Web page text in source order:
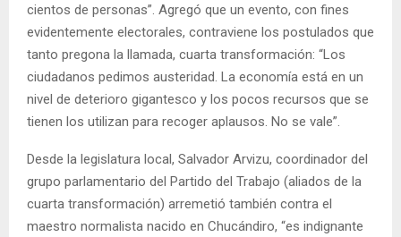
cientos de personas”. Agregó que un evento, con fines
evidentemente electorales, contraviene los postulados que
tanto pregona la llamada, cuarta transformación: “Los
ciudadanos pedimos austeridad. La economía está en un
nivel de deterioro gigantesco y los pocos recursos que se
tienen los utilizan para recoger aplausos. No se vale”.
Desde la legislatura local, Salvador Arvizu, coordinador del
grupo parlamentario del Partido del Trabajo (aliados de la
cuarta transformación) arremetió también contra el
maestro normalista nacido en Chucándiro, “es indignante